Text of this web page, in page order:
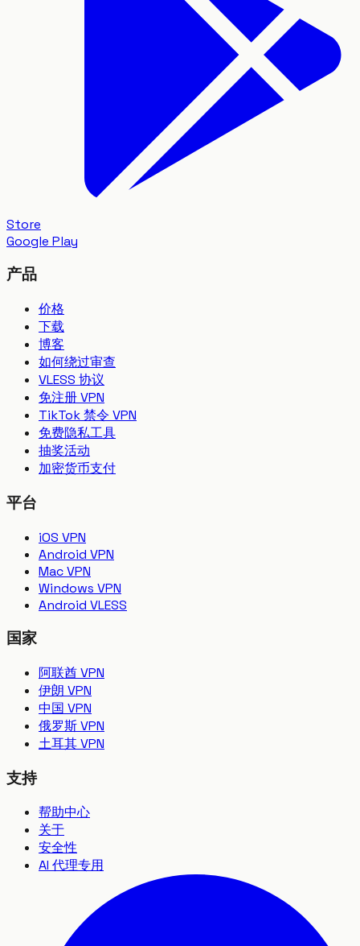
Store
Google Play
产品
价格
下载
博客
如何绕过审查
VLESS 协议
免注册 VPN
TikTok 禁令 VPN
免费隐私工具
抽奖活动
加密货币支付
平台
iOS VPN
Android VPN
Mac VPN
Windows VPN
Android VLESS
国家
阿联酋 VPN
伊朗 VPN
中国 VPN
俄罗斯 VPN
土耳其 VPN
支持
帮助中心
关于
安全性
AI 代理专用